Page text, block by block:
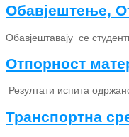
Обавјештење,
Обавјештавају се
Отпорност
Резултати испита
Транспортна